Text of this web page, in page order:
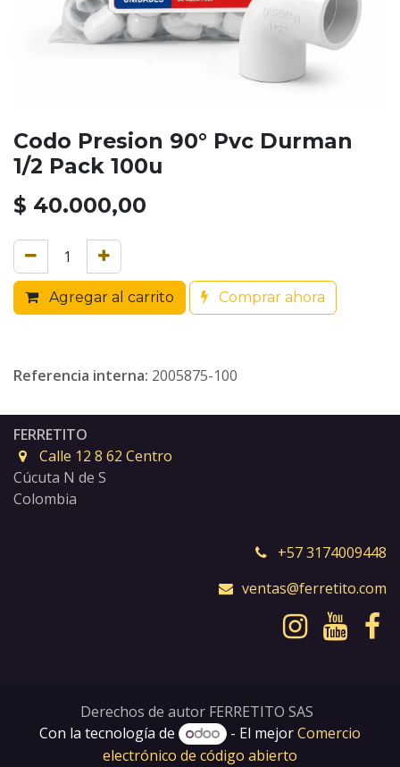
Codo Presion 90° Pvc Durman
1/2 Pack 100u
$ 40.000,00
Agregar al carrito Comprar ahora
Referencia interna: 2005875-100
FERRETITO
Calle 12 8 62 Centro
Cúcuta N de S
Colombia
+57 3174009448
ventas@ferretito.com
Derechos de autor FERRETITO SAS
Con la tecnología de
- El mejorComercio
electrónico de código abierto